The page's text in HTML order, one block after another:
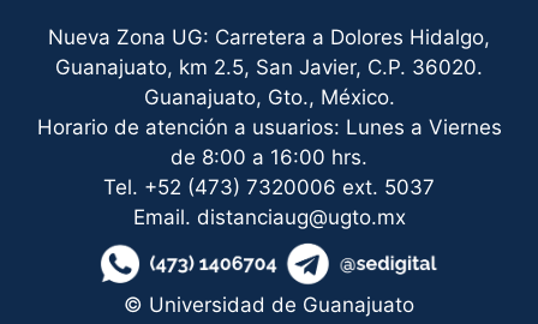
Nueva Zona UG: Carretera a Dolores Hidalgo,
Guanajuato, km 2.5, San Javier, C.P. 36020.
Guanajuato, Gto., México.
Horario de atención a usuarios: Lunes a Viernes
de 8:00 a 16:00 hrs.
Tel. +52 (473) 7320006 ext. 5037
Email. distanciaug@ugto.mx
© Universidad de Guanajuato